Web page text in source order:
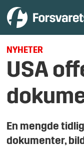
NYHETER
USA
En mengde
dokumenter,